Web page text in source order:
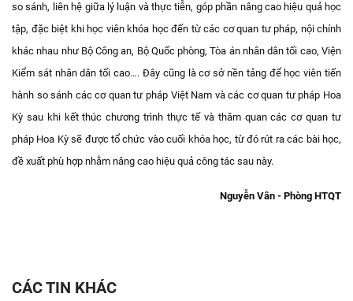
so sánh, liên hệ giữa lý luận và thực tiễn, góp phần nâng cao hiệu quả học
tập, đặc biệt khi học viên khóa học đến từ các cơ quan tư pháp, nội chính
khác nhau như Bộ Công an, Bộ Quốc phòng, Tòa án nhân dân tối cao, Viện
Kiểm sát nhân dân tối cao…. Đây cũng là cơ sở nền tảng để học viên tiến
hành so sánh các cơ quan tư pháp Việt Nam và các cơ quan tư pháp Hoa
Kỳ sau khi kết thúc chương trình thực tế và thăm quan các cơ quan tư
pháp Hoa Kỳ sẽ được tổ chức vào cuối khóa học, từ đó rút ra các bài học,
đề xuất phù hợp nhằm nâng cao hiệu quả công tác sau này.
Nguyễn Vân - Phòng HTQT
CÁC TIN KHÁC